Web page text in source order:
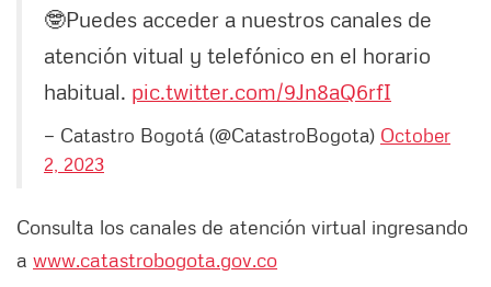
🤓Puedes acceder a nuestros canales de
atención vitual y telefónico en el horario
habitual. pic.twitter.com/9Jn8aQ6rfI
— Catastro Bogotá (@CatastroBogota) October
2, 2023
Consulta los canales de atención virtual ingresando
a www.catastrobogota.gov.co